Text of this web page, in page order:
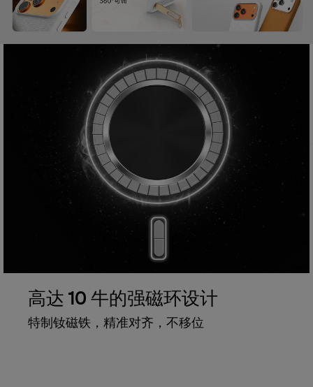
高达 10 牛的强磁环设计
特制钕磁铁，精准对齐，不移位